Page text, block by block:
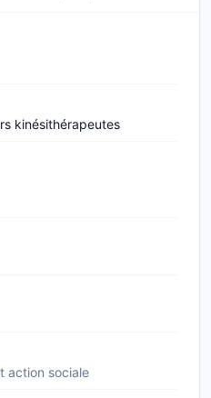
kinésithérapeutes
action sociale